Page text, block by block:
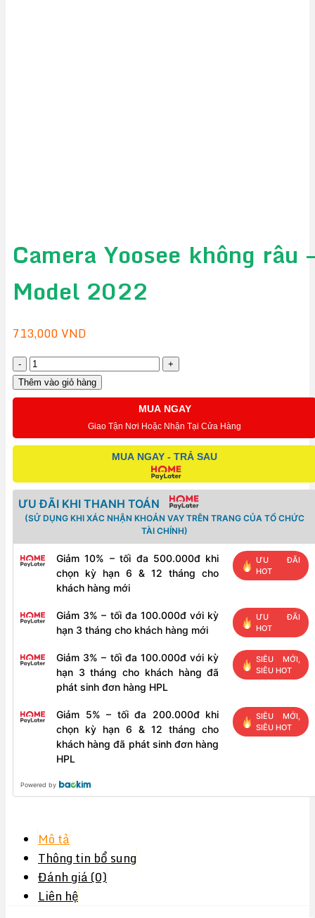
Camera Yoosee không râu
Model 2022
713,000VND
Camera
Yoosee
không
–
số
lượng
Thêm vào giỏ hàng
MUA NGAY
Giao Tận Nơi Hoặc Nhận Tại Cửa Hàng
MUA NGAY - TRẢ SAU
ƯU ĐÃI KHI THANH TOÁN
(SỬ DỤNG KHI XÁC NHẬN KHOẢN VAY TRÊN TRANG CỦA TỔ CHỨC
TÀI CHÍNH)
Giảm 10% – tối đa 500.000đ khi
chọn kỳ hạn 6 & 12 tháng cho
khách hàng mới
ƯU ĐÃI
HOT
Giảm 3% – tối đa 100.000đ với kỳ
hạn 3 tháng cho khách hàng mới
ƯU ĐÃI
HOT
Giảm 3% – tối đa 100.000đ với kỳ
hạn 3 tháng cho khách hàng đã
phát sinh đơn hàng HPL
SIÊU MỚI,
SIÊU HOT
Giảm 5% – tối đa 200.000đ khi
chọn kỳ hạn 6 & 12 tháng cho
khách hàng đã phát sinh đơn hàng
HPL
SIÊU MỚI,
SIÊU HOT
Powered by
Mô tả
Thông tin bổ sung
Đánh giá (0)
Liên hệ